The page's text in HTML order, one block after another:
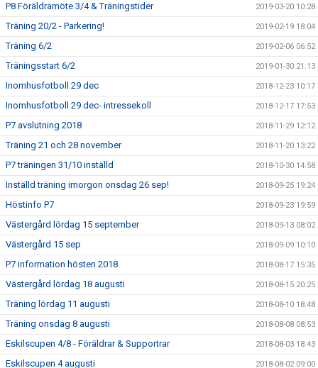
P8 Föräldramöte 3/4 & Träningstider 2019-03-20 10:28
Träning 20/2 - Parkering! 2019-02-19 18:04
Träning 6/2 2019-02-06 06:52
Träningsstart 6/2 2019-01-30 21:13
Inomhusfotboll 29 dec 2018-12-23 10:17
Inomhusfotboll 29 dec- intressekoll 2018-12-17 17:53
P7 avslutning 2018 2018-11-29 12:12
Träning 21 och 28 november 2018-11-20 13:22
P7 träningen 31/10 inställd 2018-10-30 14:58
Inställd träning imorgon onsdag 26 sep! 2018-09-25 19:24
Höstinfo P7 2018-09-23 19:59
Västergård lördag 15 september 2018-09-13 08:02
Västergård 15 sep 2018-09-09 10:10
P7 information hösten 2018 2018-08-17 15:35
Västergård lördag 18 augusti 2018-08-15 20:25
Träning lördag 11 augusti 2018-08-10 18:48
Träning onsdag 8 augusti 2018-08-08 08:53
Eskilscupen 4/8 - Föräldrar & Supportrar 2018-08-03 18:43
Eskilscupen 4 augusti 2018-08-02 09:00